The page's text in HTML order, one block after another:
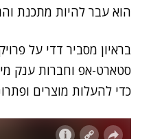
הוא עבר להיות מתכנת
סטארט-אפ וחברות ענק
כדי להעלות מוצרים